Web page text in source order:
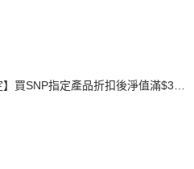
】買SNP指定產品折扣後淨值滿$300